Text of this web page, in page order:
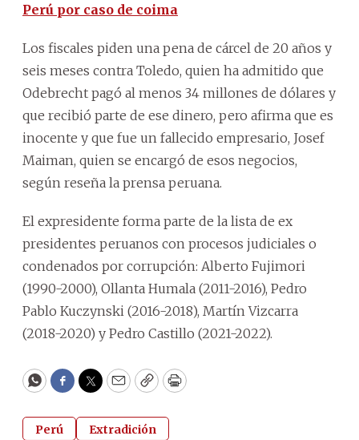
Perú por caso de coima
Los fiscales piden una pena de cárcel de 20 años y
seis meses contra Toledo, quien ha admitido que
Odebrecht pagó al menos 34 millones de dólares y
que recibió parte de ese dinero, pero afirma que es
inocente y que fue un fallecido empresario, Josef
Maiman, quien se encargó de esos negocios,
según reseña la prensa peruana.
El expresidente forma parte de la lista de ex
presidentes peruanos con procesos judiciales o
condenados por corrupción: Alberto Fujimori
(1990-2000), Ollanta Humala (2011-2016), Pedro
Pablo Kuczynski (2016-2018), Martín Vizcarra
(2018-2020) y Pedro Castillo (2021-2022).
WhatsApp
Facebook
Twitter
EmailCopyPrint
Perú Extradición